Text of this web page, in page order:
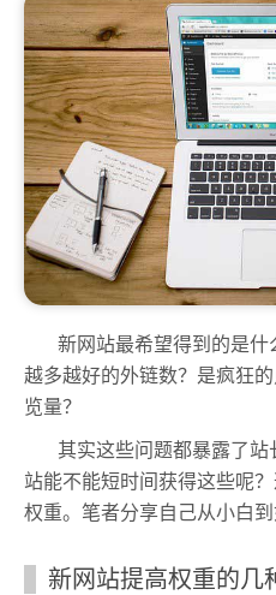
新网站最希望得到的是什
越多越好的外链数？是疯狂
览量？
其实这些问题都暴露了站
站能不能短时间获得这些呢
权重。笔者分享自己从小白到
新网站提高权重的几